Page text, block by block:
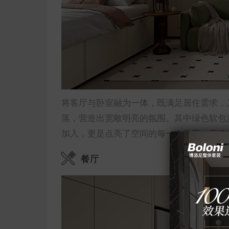
将客厅与卧室融为一体，既满足居住需求
落，营造出宽敞明亮的氛围。其中绿色软
加入，更是点亮了空间的每一个角落，营
餐厅